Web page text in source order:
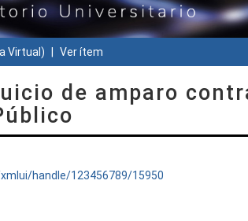
Virtual) Ver ítem
de amparo
handle/123456789/15950